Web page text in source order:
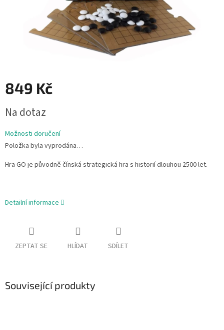
849 Kč
cena:
Na dotaz
Možnosti doručení
Položka byla vyprodána…
Hra GO je původně čínská strategická hra s historií dlouhou 2500 let.
Detailní informace
ZEPTAT SE HLÍDAT SDÍLET
Související produkty